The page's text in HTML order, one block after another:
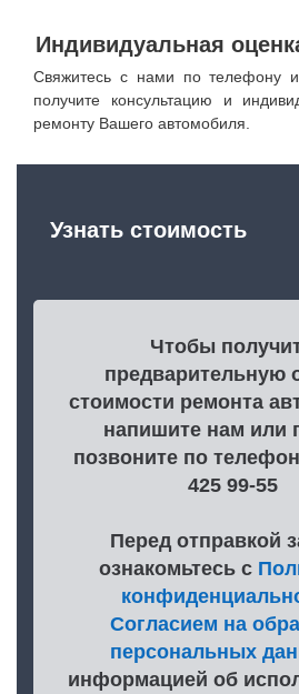
Индивидуальная
Свяжитесь с нами по телефону
получите консультацию и
ремонту Вашего автомобиля.
Узнать стоимость
Чтобы
предварительную
стоимости ремонта
напишите нам или
позвоните по
425 99-55
Перед отправкой
ознакомьтесь с
Согласием на
персональных
информацией об